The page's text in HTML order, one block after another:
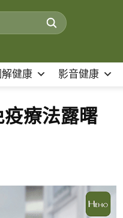
解健康 影音健康
療法露曙